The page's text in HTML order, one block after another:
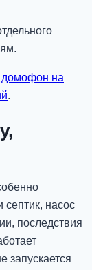
домофон на
.
септик, насос
последствия
запускается